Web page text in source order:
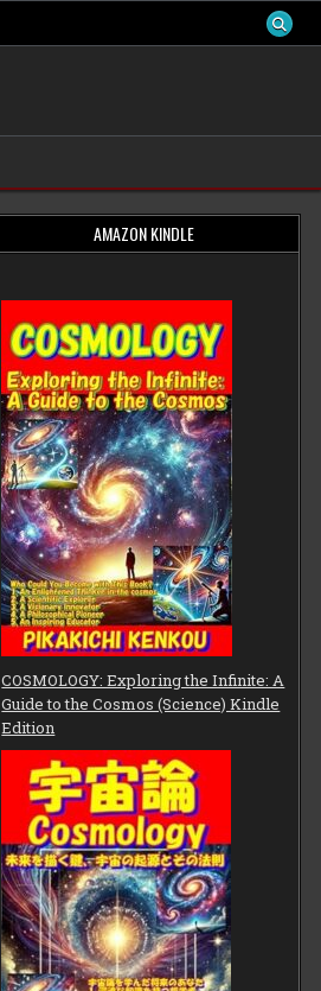
AMAZON KINDLE
COSMOLOGY: Exploring the Infinite: A
Guide to the Cosmos (Science) Kindle
Edition